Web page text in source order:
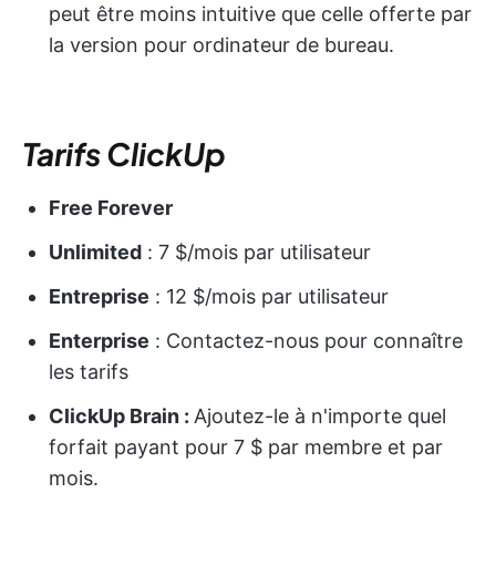
peut être moins intuitive que celle offerte par
la version pour ordinateur de bureau.
Tarifs ClickUp
Free Forever
Unlimited : 7 $/mois par utilisateur
Entreprise : 12 $/mois par utilisateur
Enterprise : Contactez-nous pour connaître
les tarifs
ClickUp Brain : Ajoutez-le à n'importe quel
forfait payant pour 7 $ par membre et par
mois.